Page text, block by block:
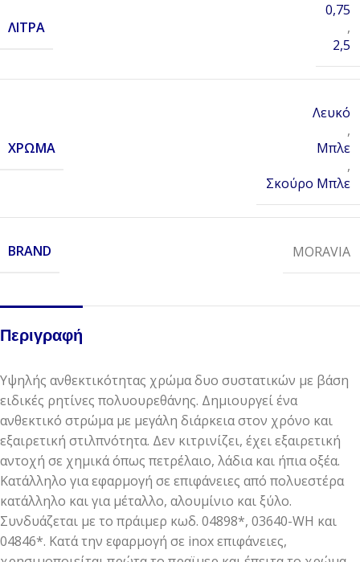
ΛΊΤΡΑ
0,75
,
2,5
ΧΡΏΜΑ
Λευκό
,
Μπλε
,
Σκούρο Μπλε
BRAND MORAVIA
Περιγραφή
Υψηλής ανθεκτικότητας χρώμα δυο συστατικών με βάση
ειδικές ρητίνες πολυουρεθάνης. Δημιουργεί ένα
ανθεκτικό στρώμα με μεγάλη διάρκεια στον χρόνο και
εξαιρετική στιλπνότητα. Δεν κιτρινίζει, έχει εξαιρετική
αντοχή σε χημικά όπως πετρέλαιο, λάδια και ήπια οξέα.
Κατάλληλο για εφαρμογή σε επιφάνειες από πολυεστέρα
κατάλληλο και για μέταλλο, αλουμίνιο και ξύλο.
Συνδυάζεται με το πράιμερ κωδ. 04898*, 03640-WH και
04846*. Κατά την εφαρμογή σε inox επιφάνειες,